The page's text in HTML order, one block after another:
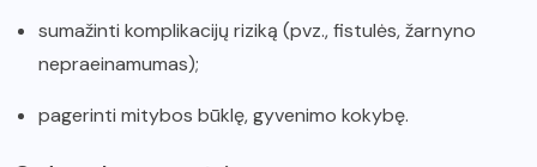
sumažinti komplikacijų riziką (pvz., fistulės, žarnyno
nepraeinamumas);
pagerinti mitybos būklę, gyvenimo kokybę.